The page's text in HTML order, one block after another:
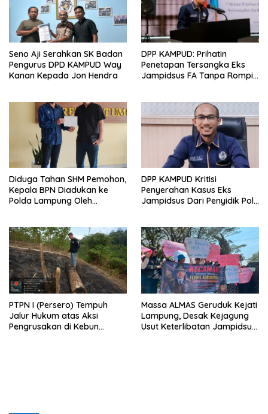
Seno Aji Serahkan SK Badan
Pengurus DPD KAMPUD Way
Kanan Kepada Jon Hendra
DPP KAMPUD: Prihatin
Penetapan Tersangka Eks
Jampidsus FA Tanpa Rompi
Diduga Tahan SHM Pemohon,
Kepala BPN Diadukan ke
Polda Lampung Oleh
DPP KAMPUD Kritisi
Penyerahan Kasus Eks
Jampidsus Dari Penyidik Polri
PTPN I (Persero) Tempuh
Jalur Hukum atas Aksi
Pengrusakan di Kebun
Massa ALMAS Geruduk Kejati
Lampung, Desak Kejagung
Usut Keterlibatan Jampidsus